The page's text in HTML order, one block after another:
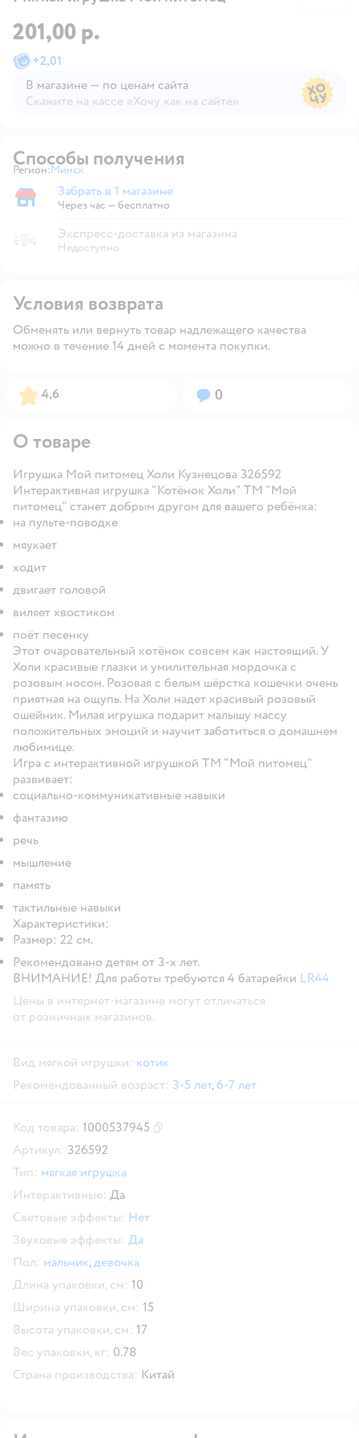
201,00 р.
+2,01
В магазине — по ценам сайта
Скажите на кассе «Хочу как на сайте»
Способы получения
Регион: Выбор адреса доставки.
Минск
Забрать в магазине
Забрать в 1 магазине
Через час — бесплатно
Экспресс-доставка из магазина
Недоступно
Условия возврата
Обменять или вернуть товар надлежащего качества
можно в течение 14 дней с момента покупки.
Рейтинг:
4,6 Вопросов:
0
О товаре
Игрушка Мой питомец Холи Кузнецова 326592
Интерактивная игрушка "Котёнок Холи" ТМ "Мой
питомец" станет добрым другом для вашего ребёнка:
на пульте-поводке
мяукает
ходит
двигает головой
виляет хвостиком
поёт песенку
Этот очаровательный котёнок совсем как настоящий. У
Холи красивые глазки и умилительная мордочка с
розовым носом. Розовая с белым шёрстка кошечки очень
приятная на ощупь. На Холи надет красивый розовый
ошейник. Милая игрушка подарит малышу массу
положительных эмоций и научит заботиться о домашнем
любимице.
Игра с интерактивной игрушкой ТМ "Мой питомец"
развивает:
социально-коммуникативные навыки
фантазию
речь
мышление
память
тактильные навыки
Характеристики:
Размер: 22 см.
Рекомендовано детям от 3-х лет.
ВНИМАНИЕ! Для работы требуются 4 батарейки LR44
Цены в интернет-магазине могут отличаться
от розничных магазинов.
Вид мягкой игрушки: котик
Рекомендованный возраст: 3-5 лет, 6-7 лет
Код товара: 1000537945
Артикул: 326592
Тип: мягкая игрушка
Интерактивные: Да
Световые эффекты: Нет
Звуковые эффекты: Да
Пол: мальчик,девочка
Длина упаковки, см: 10
Ширина упаковки, см: 15
Высота упаковки, см: 17
Вес упаковки, кг: 0.78
Страна производства: Китай